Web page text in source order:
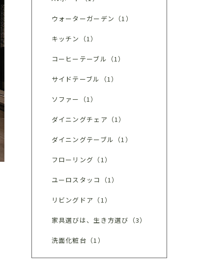
ウォーターガーデン（1）
キッチン（1）
コーヒーテーブル（1）
サイドテーブル（1）
ソファー（1）
ダイニングチェア（1）
ダイニングテーブル（1）
フローリング（1）
ユーロスタッコ（1）
リビングドア（1）
家具選びは、生き方選び（3）
洗面化粧台（1）